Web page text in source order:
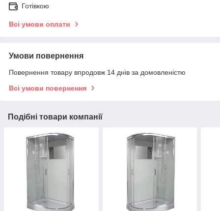
Готівкою
Всі умови оплати
Умови повернення
Повернення товару впродовж 14 днів за домовленістю
Всі умови повернення
Подібні товари компанії